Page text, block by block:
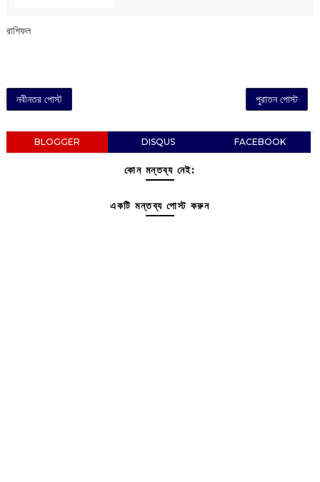
রাশিফল
নবীনতর পোস্ট পুরাতন পোস্ট
BLOGGER DISQUS FACEBOOK
কোন মন্তব্য নেই:
একটি মন্তব্য পোস্ট করুন